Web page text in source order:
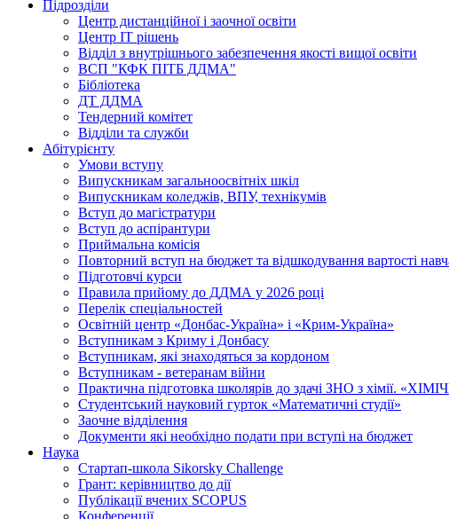
Підрозділи
Центр дистанційної і заочної освіти
Центр ІТ рішень
Відділ з внутрішнього забезпечення якості вищої освіти
ВСП "КФК ПІТБ ДДМА"
Бібліотека
ДТ ДДМА
Тендерний комітет
Відділи та служби
Абітурієнту
Умови вступу
Випускникам загальноосвітніх шкіл
Випускникам коледжів, ВПУ, технікумів
Вступ до магістратури
Вступ до аспірантури
Приймальна комісія
Повторний вступ на бюджет та відшкодування вартості
Підготовчі курси
Правила прийому до ДДМА у 2026 році
Перелік спеціальностей
Освітній центр «Донбас-Україна» і «Крим-Україна»
Вступникам з Криму і Донбасу
Вступникам, які знаходяться за кордоном
Вступникам - ветеранам війни
Практична підготовка школярів до здачі ЗНО з хімії.
Студентський науковий гурток «Математичні студії»
Заочне відділення
Документи які необхідно подати при вступі на бюджет
Наука
Стартап-школа Sikorsky Challenge
Грант: керівництво до дії
Публікації вчених SCOPUS
Конференції